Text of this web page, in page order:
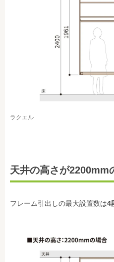
ラクエル
天井の高さが2200mm
フレーム引出しの最大設置数は4